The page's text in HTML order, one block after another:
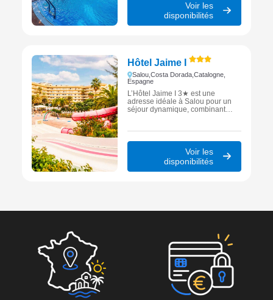
Voir les
disponibilités
Hôtel Jaime I
Salou,Costa Dorada,Catalogne,
Espagne
L’Hôtel Jaime I 3★ est une
adresse idéale à Salou pour un
séjour dynamique, combinant
sur la Costa Dorada.
Voir les
disponibilités